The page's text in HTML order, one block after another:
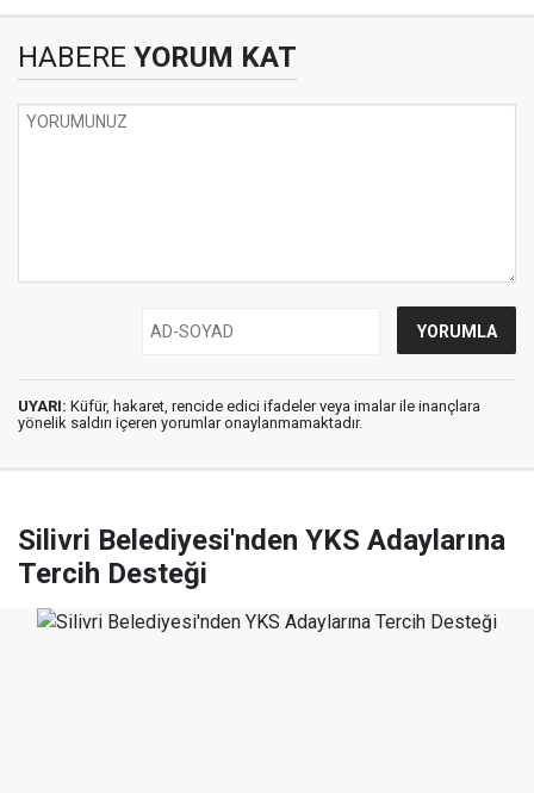
HABERE YORUM KAT
UYARI: Küfür, hakaret, rencide edici ifadeler veya imalar ile inançlara
yönelik saldırı içeren yorumlar onaylanmamaktadır.
Silivri Belediyesi'nden YKS Adaylarına
Tercih Desteği